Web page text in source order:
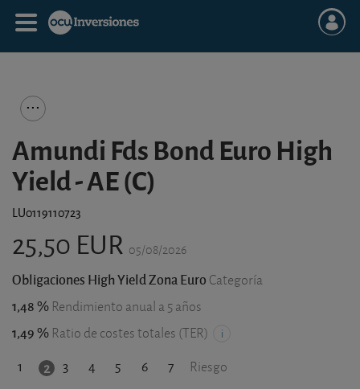
Amundi Fds Bond Euro High
Yield - AE (C)
LU0119110723
25,50 EUR 05/08/2026
Obligaciones High Yield Zona Euro Categoría
1,48 % Rendimiento anual a 5 años
1,49 % Ratio de costes totales (TER)
1 2 3 4 5 6 7 Riesgo